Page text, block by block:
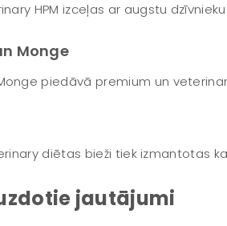
HPM izceļas ar augstu
Monge
piedāvā premium un
diētas bieži tiek izmantotas
jautājumi